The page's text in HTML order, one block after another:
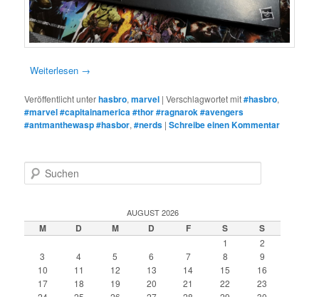
Weiterlesen →
Veröffentlicht unterhasbro,marvel |Verschlagwortet mit#hasbro,
#marvel #capitainamerica #thor #ragnarok #avengers
#antmanthewasp #hasbor,#nerds |Schreibe einen Kommentar
u
e
n
AUGUST 2026
M D M D F S S
1
2
3
4 5 6 7 8
9
10
11 12 13 14 15
16
17
18 19 20 21 22
23